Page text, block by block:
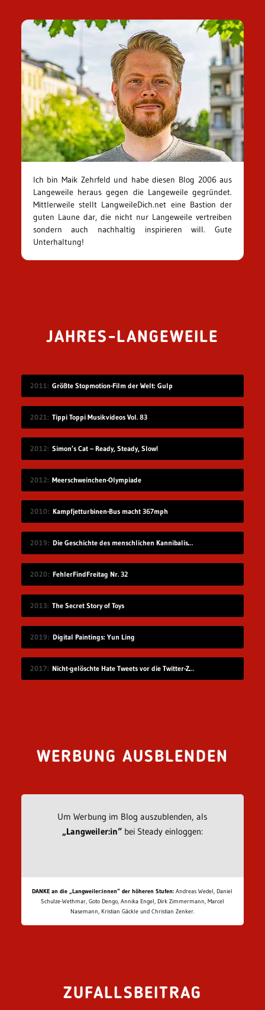
Ich bin Maik Zehrfeld und habe diesen Blog 2006 aus
Langeweile heraus gegen die Langeweile gegründet.
Mittlerweile stellt LangweileDich.net eine Bastion der
guten Laune dar, die nicht nur Langeweile vertreiben
sondern auch nachhaltig inspirieren will. Gute
Unterhaltung!
JAHRES-LANGEWEILE
2011 Größte Stopmotion-Film der Welt: Gulp
2021 Tippi Toppi Musikvideos Vol. 83
2012 Simon’s Cat – Ready, Steady, Slow!
2012 Meerschweinchen-Olympiade
2010 Kampfjetturbinen-Bus macht 367mph
2019 Die Geschichte des menschlichen Kannibalismus
2020 FehlerFindFreitag Nr. 32
2013 The Secret Story of Toys
2019 Digital Paintings: Yun Ling
2017 Nicht-gelöschte Hate Tweets vor die Twitter-Zentrale gesprüht
WERBUNG AUSBLENDEN
Um Werbung im Blog auszublenden, als
„Langweiler:in“bei Steady einloggen:
DANKE an die „Langweiler:innen“ der höheren Stufen: Andreas Wedel, Daniel
Schulze-Wethmar, Goto Dengo, Annika Engel, Dirk Zimmermann, Marcel
Nasemann, Kristian Gäckle und Christian Zenker.
ZUFALLSBEITRAG